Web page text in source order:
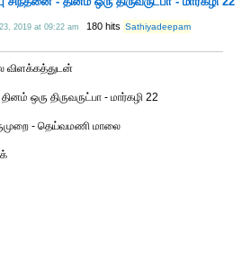
2019 at 09:22 am 180 hits Sathiyadeepam
விளக்கத்துடன்
ஒரு திருவருட்பா - மார்கழி 22
- தெய்வமணி மாலை